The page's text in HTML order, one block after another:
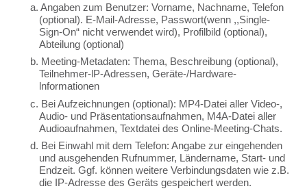
a. Angaben zum Benutzer: Vorname, Nachname, Telefon
(optional). E-Mail-Adresse, Passwort(wenn ,,Single-
Sign-On“ nicht verwendet wird), Profilbild (optional),
Abteilung (optional)
b. Meeting-Metadaten: Thema, Beschreibung (optional),
Teilnehmer-lP-Adressen, Geräte-/Hardware-
lnformationen
c. Bei Aufzeichnungen (optional): MP4-Datei aller Video-,
Audio- und Präsentationsaufnahmen, M4A-Datei aller
Audioaufnahmen, Textdatei des Online-Meeting-Chats.
d. Bei Einwahl mit dem Telefon: Angabe zur eingehenden
und ausgehenden Rufnummer, Ländername, Start- und
Endzeit. Ggf. können weitere Verbindungsdaten wie z.B.
die IP-Adresse des Geräts gespeichert werden.